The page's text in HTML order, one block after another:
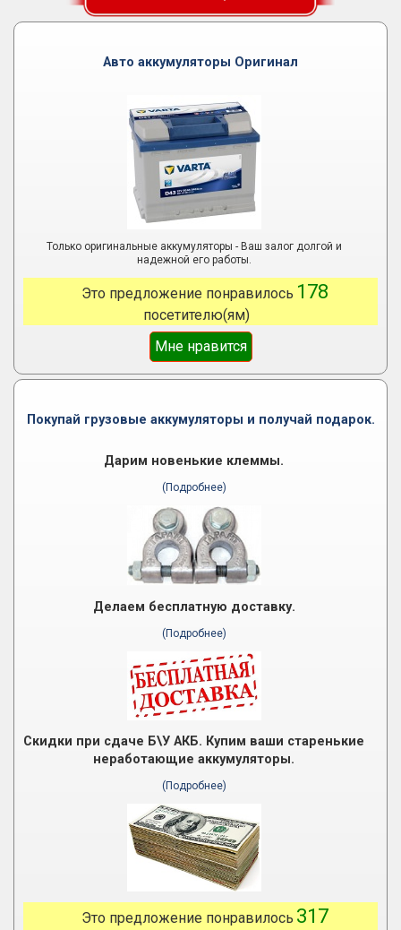
Авто аккумуляторы Оригинал
Только оригинальные аккумуляторы - Ваш залог долгой и
надежной его работы.
Это предложение понравилось 178
посетителю(ям)
Мне нравится
Покупай грузовые аккумуляторы и получай подарок.
Дарим новенькие клеммы.
(Подробнее)
Делаем бесплатную доставку.
(Подробнее)
Скидки при сдаче Б\У АКБ. Купим ваши старенькие
неработающие аккумуляторы.
(Подробнее)
Это предложение понравилось 317